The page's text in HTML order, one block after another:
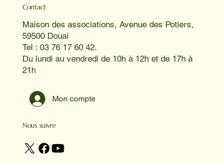
Contact
Maison des associations, Avenue des Potiers,
59500 Douai
Tel : 03 76 17 60 42.
Du lundi au vendredi de 10h à 12h et de 17h à
21h
Mon compte
Nous suivre